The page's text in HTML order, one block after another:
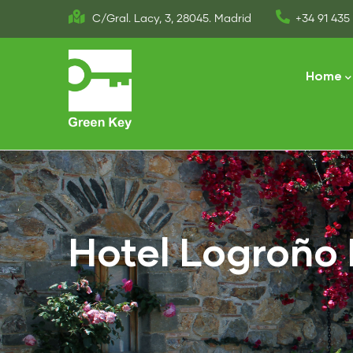
to
C/Gral. Lacy, 3, 28045. Madrid +34 91 435
Home
Hotel Logroño